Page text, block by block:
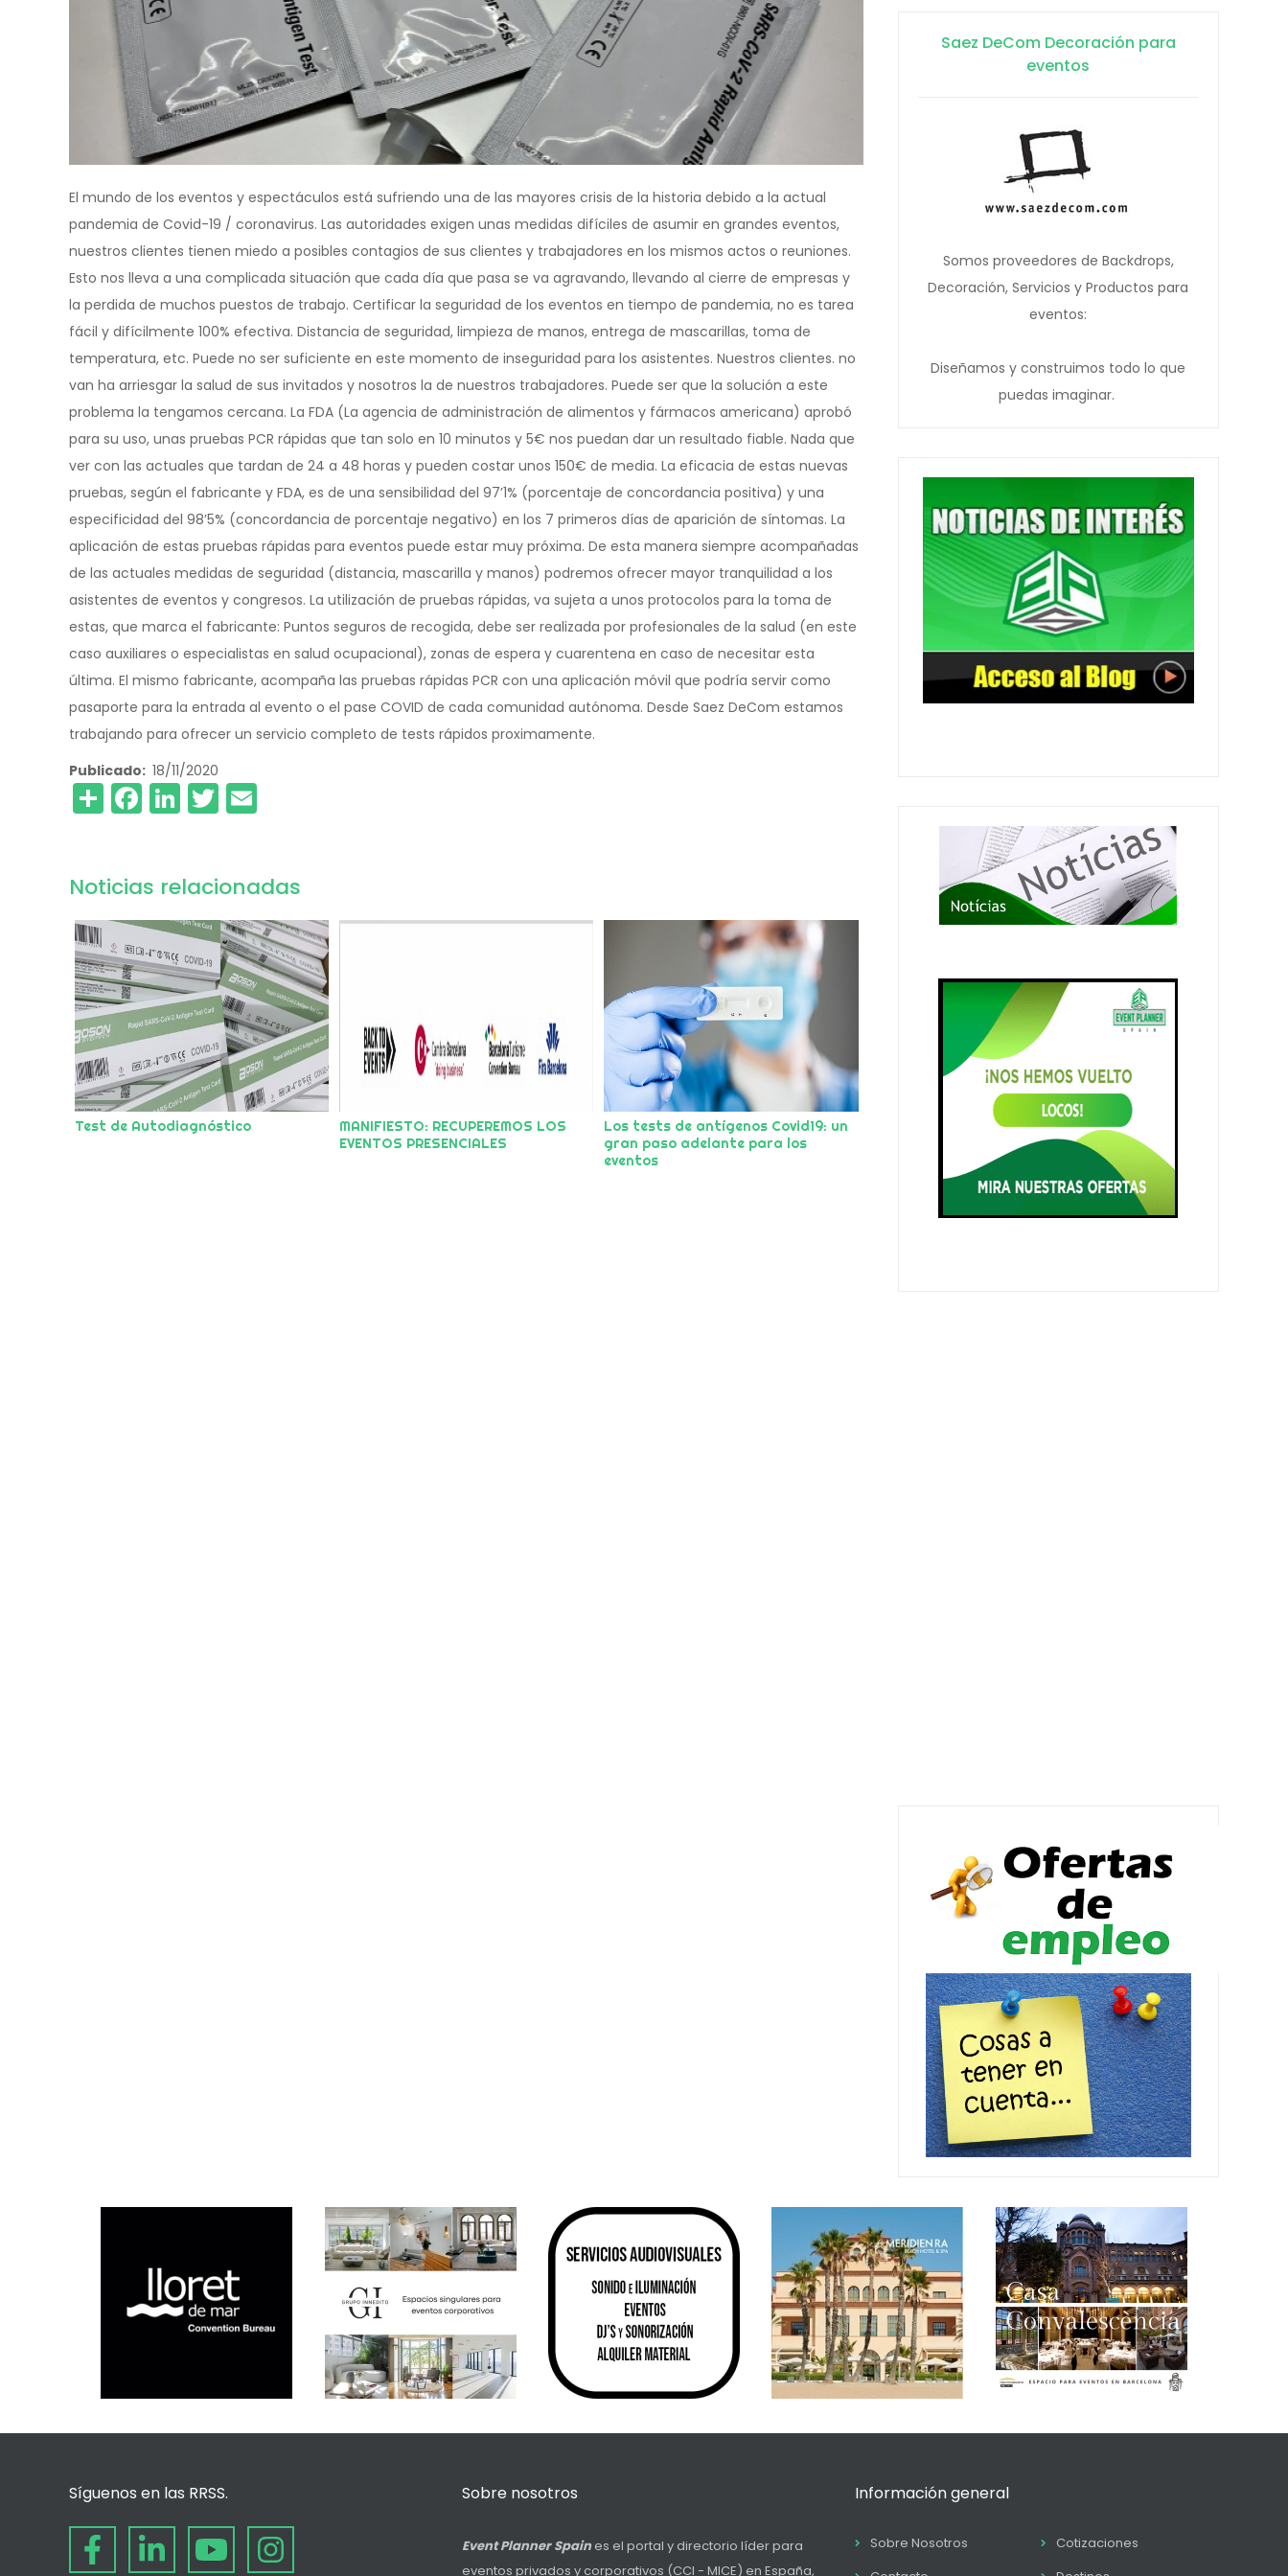
El mundo de los eventos y espectáculos está sufriendo una de las mayores crisis de la historia debido a la actual
pandemia de Covid-19 / coronavirus. Las autoridades exigen unas medidas difíciles de asumir en grandes eventos,
nuestros clientes tienen miedo a posibles contagios de sus clientes y trabajadores en los mismos actos o reuniones.
Esto nos lleva a una complicada situación que cada día que pasa se va agravando, llevando al cierre de empresas y
la perdida de muchos puestos de trabajo. Certificar la seguridad de los eventos en tiempo de pandemia, no es tarea
fácil y difícilmente 100% efectiva. Distancia de seguridad, limpieza de manos, entrega de mascarillas, toma de
temperatura, etc. Puede no ser suficiente en este momento de inseguridad para los asistentes. Nuestros clientes. no
van ha arriesgar la salud de sus invitados y nosotros la de nuestros trabajadores. Puede ser que la solución a este
problema la tengamos cercana. La FDA (La agencia de administración de alimentos y fármacos americana) aprobó
para su uso, unas pruebas PCR rápidas que tan solo en 10 minutos y 5€ nos puedan dar un resultado fiable. Nada que
ver con las actuales que tardan de 24 a 48 horas y pueden costar unos 150€ de media. La eficacia de estas nuevas
pruebas, según el fabricante y FDA, es de una sensibilidad del 97’1% (porcentaje de concordancia positiva) y una
especificidad del 98’5% (concordancia de porcentaje negativo) en los 7 primeros días de aparición de síntomas. La
aplicación de estas pruebas rápidas para eventos puede estar muy próxima. De esta manera siempre acompañadas
de las actuales medidas de seguridad (distancia, mascarilla y manos) podremos ofrecer mayor tranquilidad a los
asistentes de eventos y congresos. La utilización de pruebas rápidas, va sujeta a unos protocolos para la toma de
estas, que marca el fabricante: Puntos seguros de recogida, debe ser realizada por profesionales de la salud (en este
caso auxiliares o especialistas en salud ocupacional), zonas de espera y cuarentena en caso de necesitar esta
última. El mismo fabricante, acompaña las pruebas rápidas PCR con una aplicación móvil que podría servir como
pasaporte para la entrada al evento o el pase COVID de cada comunidad autónoma. Desde Saez DeCom estamos
trabajando para ofrecer un servicio completo de tests rápidos proximamente.
Publicado 18/11/2020
ShareFacebook
LinkedIn
Twitter
Noticias relacionadas
Test de Autodiagnóstico
MANIFIESTO: RECUPEREMOS LOS
EVENTOS PRESENCIALES
Los tests de antígenos Covid19: un
gran paso adelante para los
eventos
Saez DeCom Decoración para
eventos
Somos proveedores de Backdrops,
Decoración, Servicios y Productos para
eventos:
Diseñamos y construimos todo lo que
puedas imaginar.
Síguenos en las RRSS. Sobre nosotros
Event Planner Spaines el portal y directorio líder para
eventos privados y corporativos (CCI - MICE) en España,
Información general
Sobre Nosotros
Cotizaciones